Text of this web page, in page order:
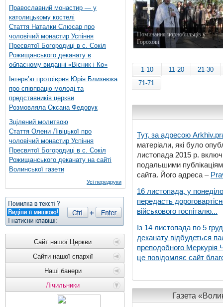
Православний монастир — у
католицькому костелі
Стаття Наталки Слюсар про
чоловічий монастир Успіння
Пресвятої Богородиці в с. Сокіл
Рожищанського деканату в
обласному виданні «Вісник і Ко»
Інтерв’ю протоієрея Юрія Близнюка
про співпрацю молоді та
представників церкви
Розмовляла Оксана Федорук
Зцілений молитвою
Стаття Олени Лівіцької про
чоловічий монастир Успіння
Пресвятої Богородиці в с. Сокіл
Рожищанського деканату на сайті
Волинської газети
Усі передруки
Сайт нашої Церкви
Сайти нашої єпархії
Наші банери
Лічильники
Поминання чорнобильців у
Горохові
1-10 11-20
21-30
71-71
Тут, за адресою
матеріали, які було
листопада 2015 р.
подальшими
сайта. Його адреса –
16 листопада, у
передасть
військового госпіталю...
Із 14 листопада по 5
деканату відбудеться
преподобного Меркурія
це повідомляє сайт
Газета